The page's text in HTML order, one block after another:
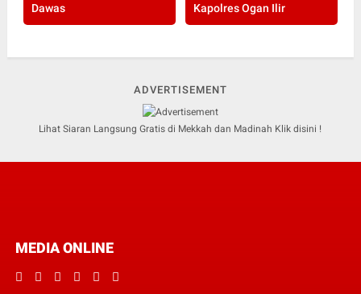
Dawas Kapolres Ogan Ilir
ADVERTISEMENT
Lihat Siaran Langsung Gratis di Mekkah dan Madinah Klik disini !
MEDIA ONLINE